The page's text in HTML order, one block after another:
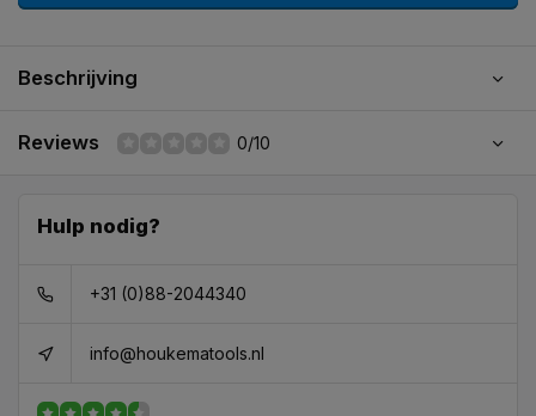
Beschrijving
Reviews 0/10
Hulp nodig?
+31 (0)88-2044340
info@houkematools.nl